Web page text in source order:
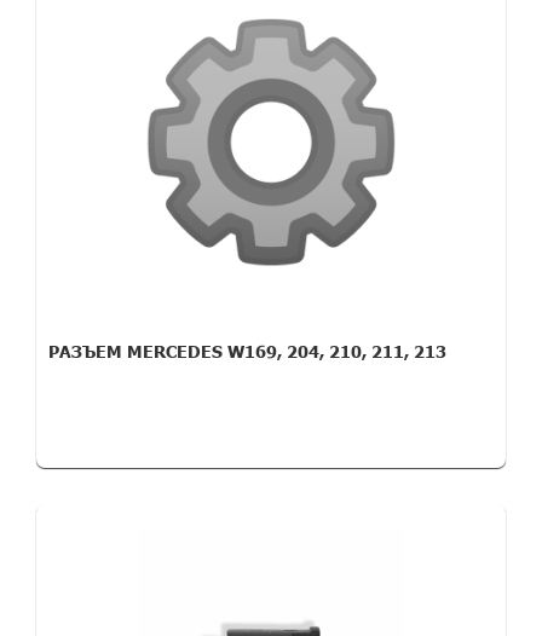
РАЗЪЕМ MERCEDES W169, 204, 210, 211, 213